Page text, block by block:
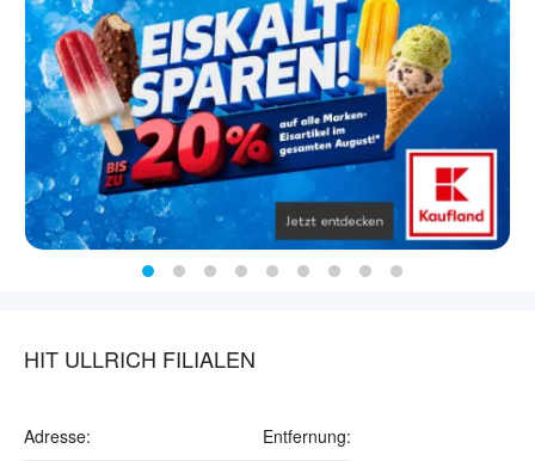
HIT ULLRICH FILIALEN
Adresse: Entfernung: